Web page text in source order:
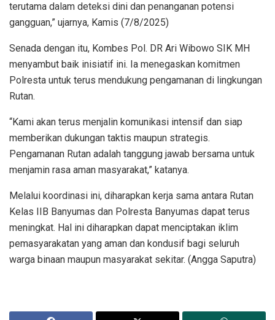
terutama dalam deteksi dini dan penanganan potensi
gangguan,” ujarnya, Kamis (7/8/2025)
Senada dengan itu, Kombes Pol. DR Ari Wibowo SIK MH
menyambut baik inisiatif ini. Ia menegaskan komitmen
Polresta untuk terus mendukung pengamanan di lingkungan
Rutan.
“Kami akan terus menjalin komunikasi intensif dan siap
memberikan dukungan taktis maupun strategis.
Pengamanan Rutan adalah tanggung jawab bersama untuk
menjamin rasa aman masyarakat,” katanya.
Melalui koordinasi ini, diharapkan kerja sama antara Rutan
Kelas IIB Banyumas dan Polresta Banyumas dapat terus
meningkat. Hal ini diharapkan dapat menciptakan iklim
pemasyarakatan yang aman dan kondusif bagi seluruh
warga binaan maupun masyarakat sekitar. (Angga Saputra)